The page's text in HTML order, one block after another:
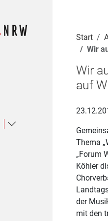
Start
Wir
Wir
auf
Thema
„Forum
Köhler
der
mit den